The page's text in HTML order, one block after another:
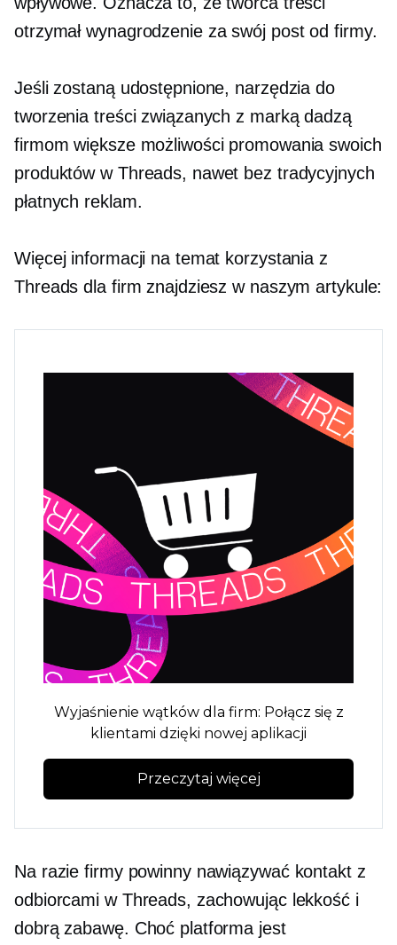
otrzymał wynagrodzenie za swój post od firmy.
Jeśli zostaną udostępnione, narzędzia do
tworzenia treści związanych z marką dadzą
firmom większe możliwości promowania swoich
produktów w Threads, nawet bez tradycyjnych
płatnych reklam.
Więcej informacji na temat korzystania z
Threads dla firm znajdziesz w naszym artykule:
Wyjaśnienie wątków dla firm: Połącz się z
klientami dzięki nowej aplikacji
Przeczytaj więcej
Na razie firmy powinny nawiązywać kontakt z
odbiorcami w Threads, zachowując lekkość i
dobrą zabawę. Choć platforma jest